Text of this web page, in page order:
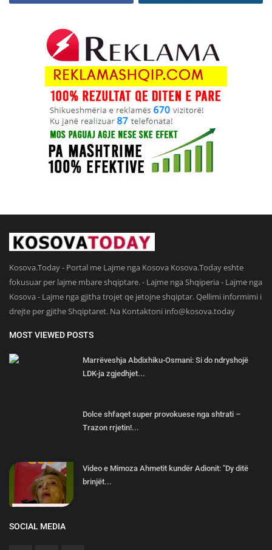
Kosova.Today - Portal me Lajme nga Kosova Kosova.Today eshte
fokusuar per lajme mbare shqiptare. - Lajme nga Shqiperia - Lajme nga
Kosova - Lajme nga gjitha trojet qe jetojne shqiptar. Qellimi informimi i
drejte per gjithe Shqiptaret. Na Kontaktoni info@kosova.today
MOST VIEWED POSTS
Marrëveshja Abdixhiku-Osmani: Si do ndryshojë
LDK-ja zgjedhjet...
Dolce shfaqet super provokuese nga shtrati –
Trazon rrjetin!...
Video e Mimoza Ahmetit kundër Adionit: "Dy ditë
brinjët...
SOCIAL MEDIA